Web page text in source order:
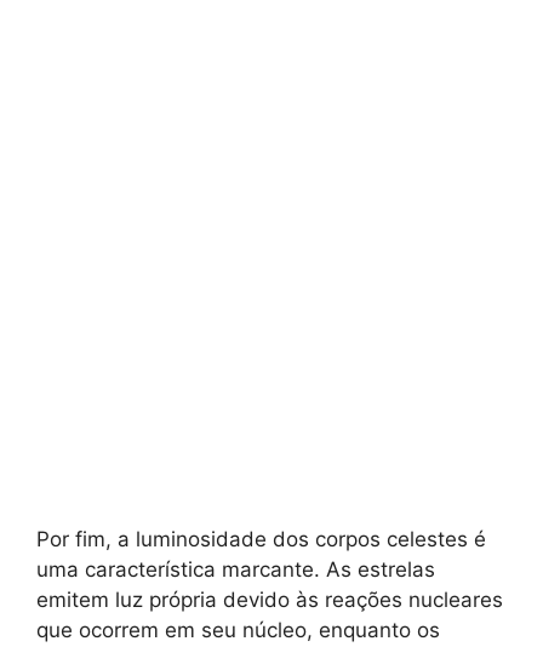
Por fim, a luminosidade dos corpos celestes é
uma característica marcante. As estrelas
emitem luz própria devido às reações nucleares
que ocorrem em seu núcleo, enquanto os